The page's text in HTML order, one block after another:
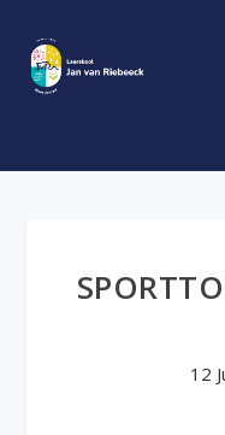
12